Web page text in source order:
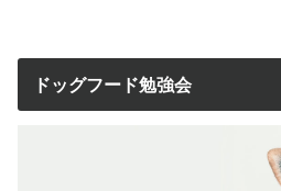
ドッグフード勉強会